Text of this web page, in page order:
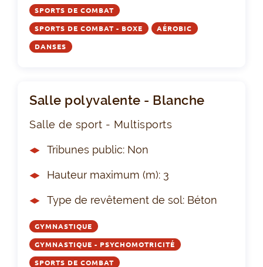
SPORTS DE COMBAT
SPORTS DE COMBAT - BOXE AÉROBIC
DANSES
Salle polyvalente - Blanche
Salle de sport - Multisports
Tribunes public: Non
Hauteur maximum (m): 3
Type de revêtement de sol: Béton
GYMNASTIQUE
GYMNASTIQUE - PSYCHOMOTRICITÉ
SPORTS DE COMBAT